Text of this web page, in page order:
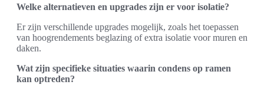
Welke alternatieven en upgrades zijn er voor isolatie?
Er zijn verschillende upgrades mogelijk, zoals het toepassen
van hoogrendements beglazing of extra isolatie voor muren en
daken.
Wat zijn specifieke situaties waarin condens op ramen
kan optreden?